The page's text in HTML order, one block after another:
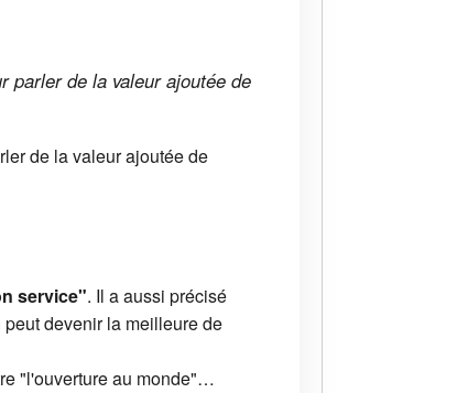
parler de la valeur ajoutée de
de la valeur ajoutée de
service". Il a aussi précisé
devenir la meilleure de
"l'ouverture au monde"…